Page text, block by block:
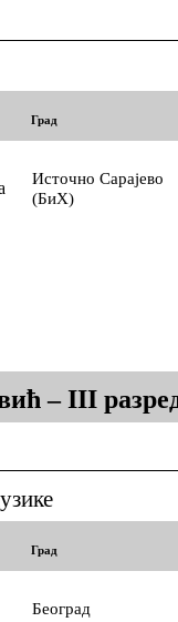
Град
Источно Сарајево
(БиХ)
– III
Град
Београд